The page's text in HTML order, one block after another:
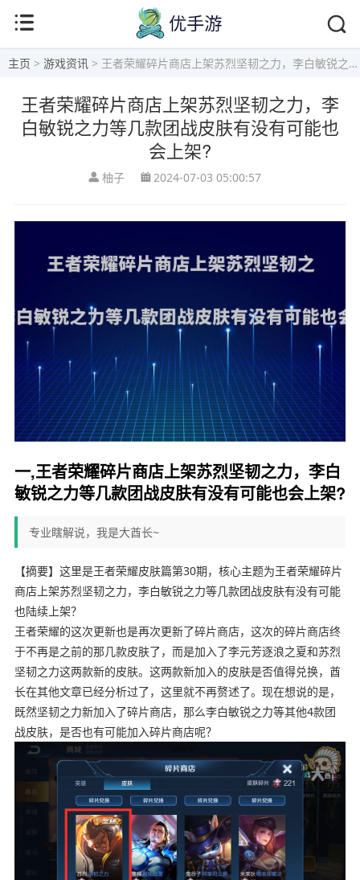
主页 > 游戏资讯 > 王者荣耀碎片商店上架苏烈坚韧之力，李白敏锐之力等几款团战皮肤有没有可能也会上架?
王者荣耀碎片商店上架苏烈坚韧之力，李
白敏锐之力等几款团战皮肤有没有可能也
会上架?
柚子 2024-07-03 05:00:57
一,王者荣耀碎片商店上架苏烈坚韧之力，李白
敏锐之力等几款团战皮肤有没有可能也会上架?
专业瞎解说，我是大酋长~
【摘要】这里是王者荣耀皮肤篇第30期，核心主题为王者荣耀碎片
商店上架苏烈坚韧之力，李白敏锐之力等几款团战皮肤有没有可能
也陆续上架？
王者荣耀的这次更新也是再次更新了碎片商店，这次的碎片商店终
于不再是之前的那几款皮肤了，而是加入了李元芳逐浪之夏和苏烈
坚韧之力这两款新的皮肤。这两款新加入的皮肤是否值得兑换，酋
长在其他文章已经分析过了，这里就不再赘述了。现在想说的是，
既然坚韧之力新加入了碎片商店，那么李白敏锐之力等其他4款团
战皮肤，是否也有可能加入碎片商店呢？